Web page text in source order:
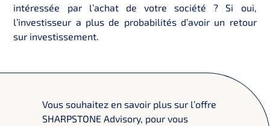
intéressée par l’achat de votre société ? Si oui,
l’investisseur a plus de probabilités d’avoir un retour
sur investissement.
Vous souhaitez en savoir plus sur l’offre
SHARPSTONE Advisory, pour vous